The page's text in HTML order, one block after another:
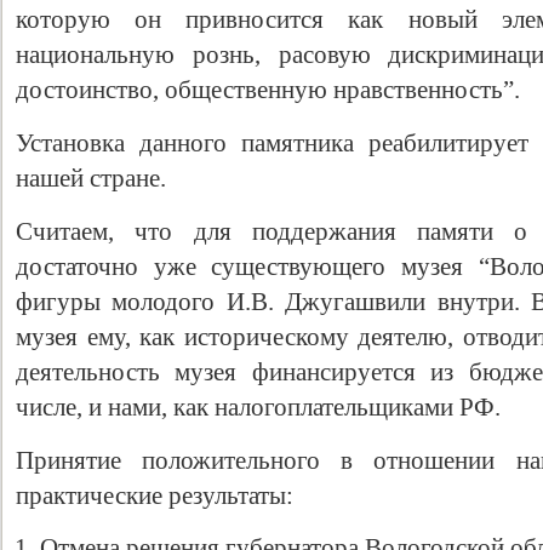
которую он привносится как новый
национальную рознь, расовую
достоинство, общественную нравственность”.
Установка данного памятника
нашей стране.
Считаем, что для поддержания памяти о
достаточно уже существующего музея
фигуры молодого И.В. Джугашвили внутри.
музея ему, как историческому деятелю,
деятельность музея финансируется из
числе, и нами, как налогоплательщиками РФ.
Принятие положительного в отношении
практические результаты: